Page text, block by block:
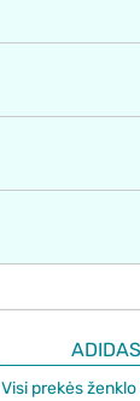
ADIDAS
Visi prekės